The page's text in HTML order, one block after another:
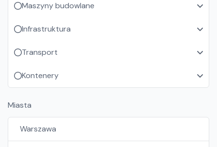
Maszyny budowlane
Infrastruktura
Transport
Kontenery
Miasta
Warszawa